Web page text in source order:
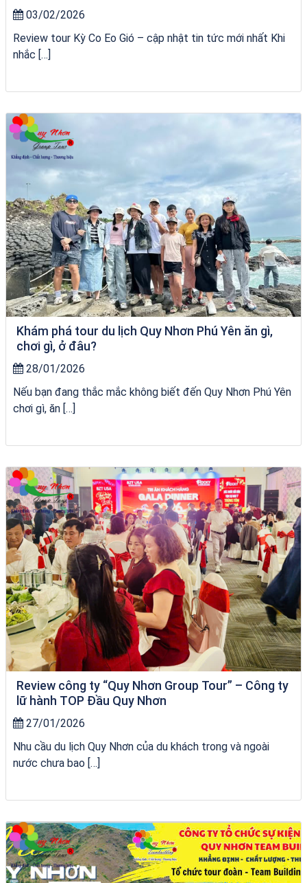
03/02/2026
Review tour Kỳ Co Eo Gió – cập nhật tin tức mới nhất Khi
nhắc […]
Khám phá tour du lịch Quy Nhơn Phú Yên ăn gì,
chơi gì, ở đâu?
28/01/2026
Nếu bạn đang thắc mắc không biết đến Quy Nhơn Phú Yên
chơi gì, ăn […]
Tour Đà Nẵng Quy Nhơn
Review công ty “Quy Nhơn Group Tour” – Công ty
lữ hành TOP Đầu Quy Nhơn
27/01/2026
Nhu cầu du lịch Quy Nhơn của du khách trong và ngoài
nước chưa bao […]
Tour Đà Nẵng Quy Nhơn